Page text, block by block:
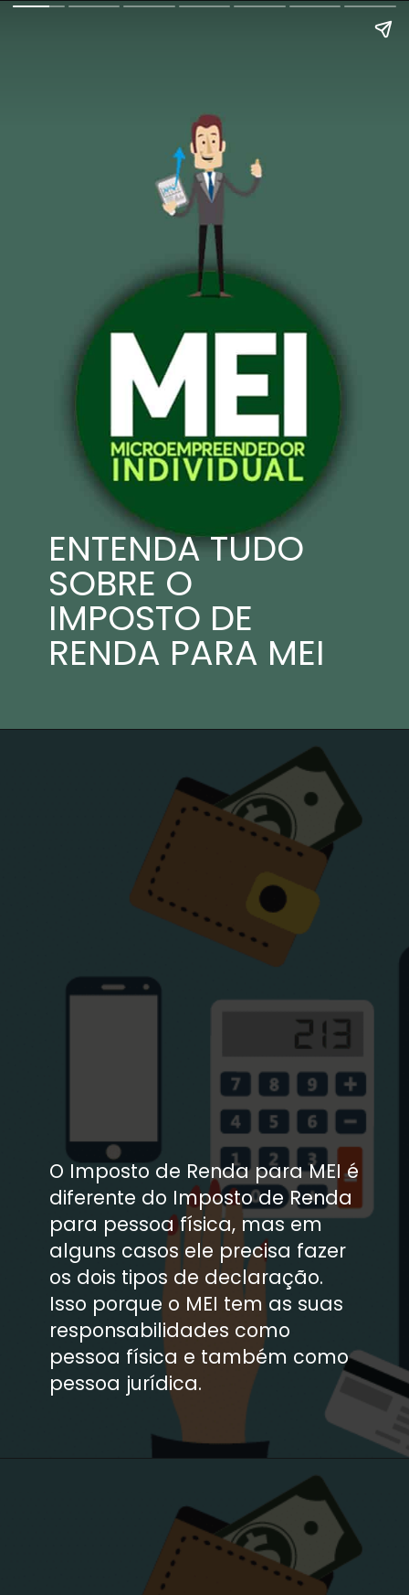
ENTENDA TUDO
SOBRE O
IMPOSTO DE
RENDA PARA MEI
O Imposto de Renda para MEI é
diferente do Imposto de Renda
para pessoa física, mas em
alguns casos ele precisa fazer
os dois tipos de declaração.
Isso porque o MEI tem as suas
responsabilidades como
pessoa física e também como
pessoa jurídica.